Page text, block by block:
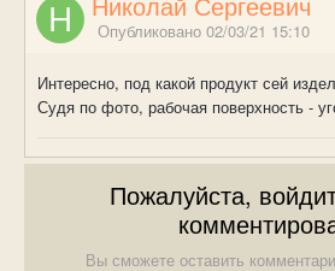
Опубликовано 02/03/21 15:10
Интересно, под какой продукт сей
Судя по фото, рабочая поверхность -
Пожалуйста,
Вы сможете оставить